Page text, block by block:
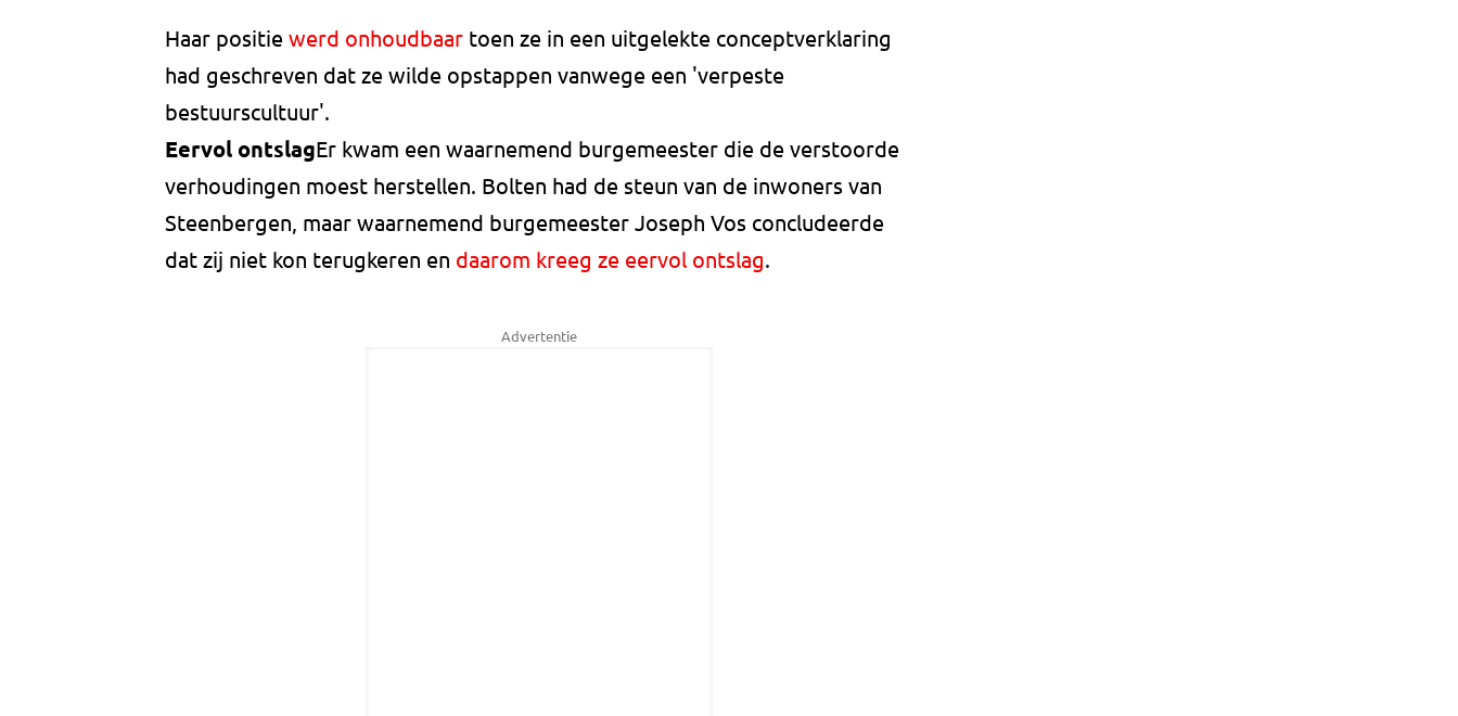
Haar positie werd onhoudbaar toen ze in een uitgelekte conceptverklaring
had geschreven dat ze wilde opstappen vanwege een 'verpeste
bestuurscultuur'.
Eervol ontslagEr kwam een waarnemend burgemeester die de verstoorde
verhoudingen moest herstellen. Bolten had de steun van de inwoners van
Steenbergen, maar waarnemend burgemeester Joseph Vos concludeerde
dat zij niet kon terugkeren en daarom kreeg ze eervol ontslag.
Advertentie